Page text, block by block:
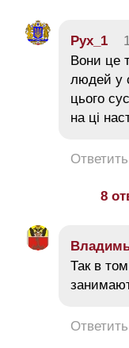
Рух_1
Вони це
людей у
цього
на ці
Ответить
8
Так в
Ответить